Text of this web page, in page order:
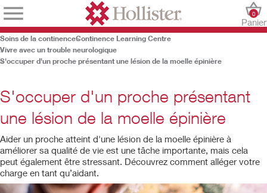
Panier
0
Soins de la continenceContinence Learning Centre
Vivre avec un trouble neurologique
S'occuper d'un proche présentant une lésion de la moelle épinière
S'occuper d'un proche présentant
une lésion de la moelle épinière
Aider un proche atteint d'une lésion de la moelle épinière à
améliorer sa qualité de vie est une tâche importante, mais cela
peut également être stressant. Découvrez comment alléger votre
charge en tant qu’aidant.